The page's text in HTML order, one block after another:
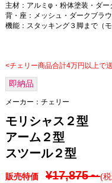
主材：アルミφ・粉体塗装・ダー
背・座：メッシュ・ダークブラ
機能：スタッキング３脚まで（
<チェリー商品合計4万円以上で
即納品
メーカー： チェリー
モリシャス２型
アーム２型
スツール２型
販売特価 ¥17,875～(